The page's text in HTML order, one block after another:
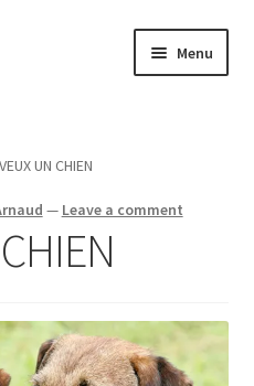
Menu
UN CHIEN
— Leave a comment